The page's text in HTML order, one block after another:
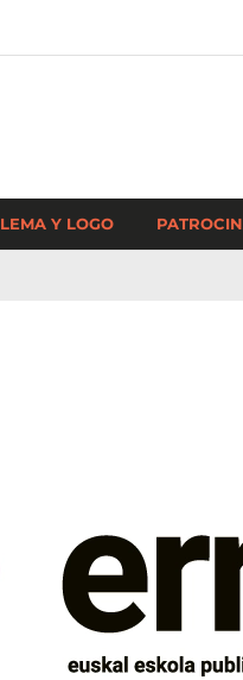
LEMA Y LOGO